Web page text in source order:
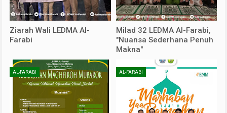
Ziarah Wali LEDMA Al-
Farabi
Milad 32 LEDMA Al-Farabi,
"Nuansa Sederhana Penuh
Makna"
AL-FARABI AL-FARABI